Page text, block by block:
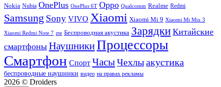
Nokia Nubia OnePlus OnePlus 6T Oppo Qualcomm Realme Redmi
Samsung Sony VIVO Xiaomi Xiaomi Mi 9 Xiaomi Mi Mix 3
Xiaomi Redmi Note 7 zte Беспроводная акустика Зарядки Китайские
смартфоны НаушникиПроцессоры
Смартфон Спорт ЧасыЧехлыакустика
беспроводные наушники видео на правах рекламы
2026 © Droiders